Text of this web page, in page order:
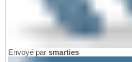
Envoyé par smarties